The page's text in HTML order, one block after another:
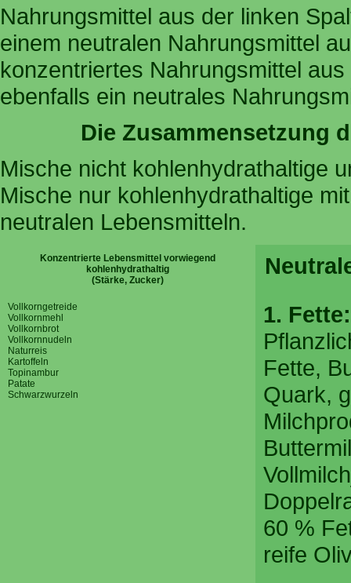
Nahrungsmittel aus der linken
einem neutralen Nahrungsmittel
konzentriertes Nahrungsmittel
ebenfalls ein neutrales
Die Zusammensetzung
Mische nicht kohlenhydrathaltige
Mische nur kohlenhydrathaltige
neutralen Lebensmitteln.
Konzentrierte Lebensmittel vorwiegend
kohlenhydrathaltig
(Stärke, Zucker)
Vollkorngetreide
Vollkornmehl
Vollkornbrot
Vollkornnudeln
Naturreis
Kartoffeln
Topinambur
Patate
Schwarzwurzeln
1. Fette:
Fette,
Quark,
60 %
reife